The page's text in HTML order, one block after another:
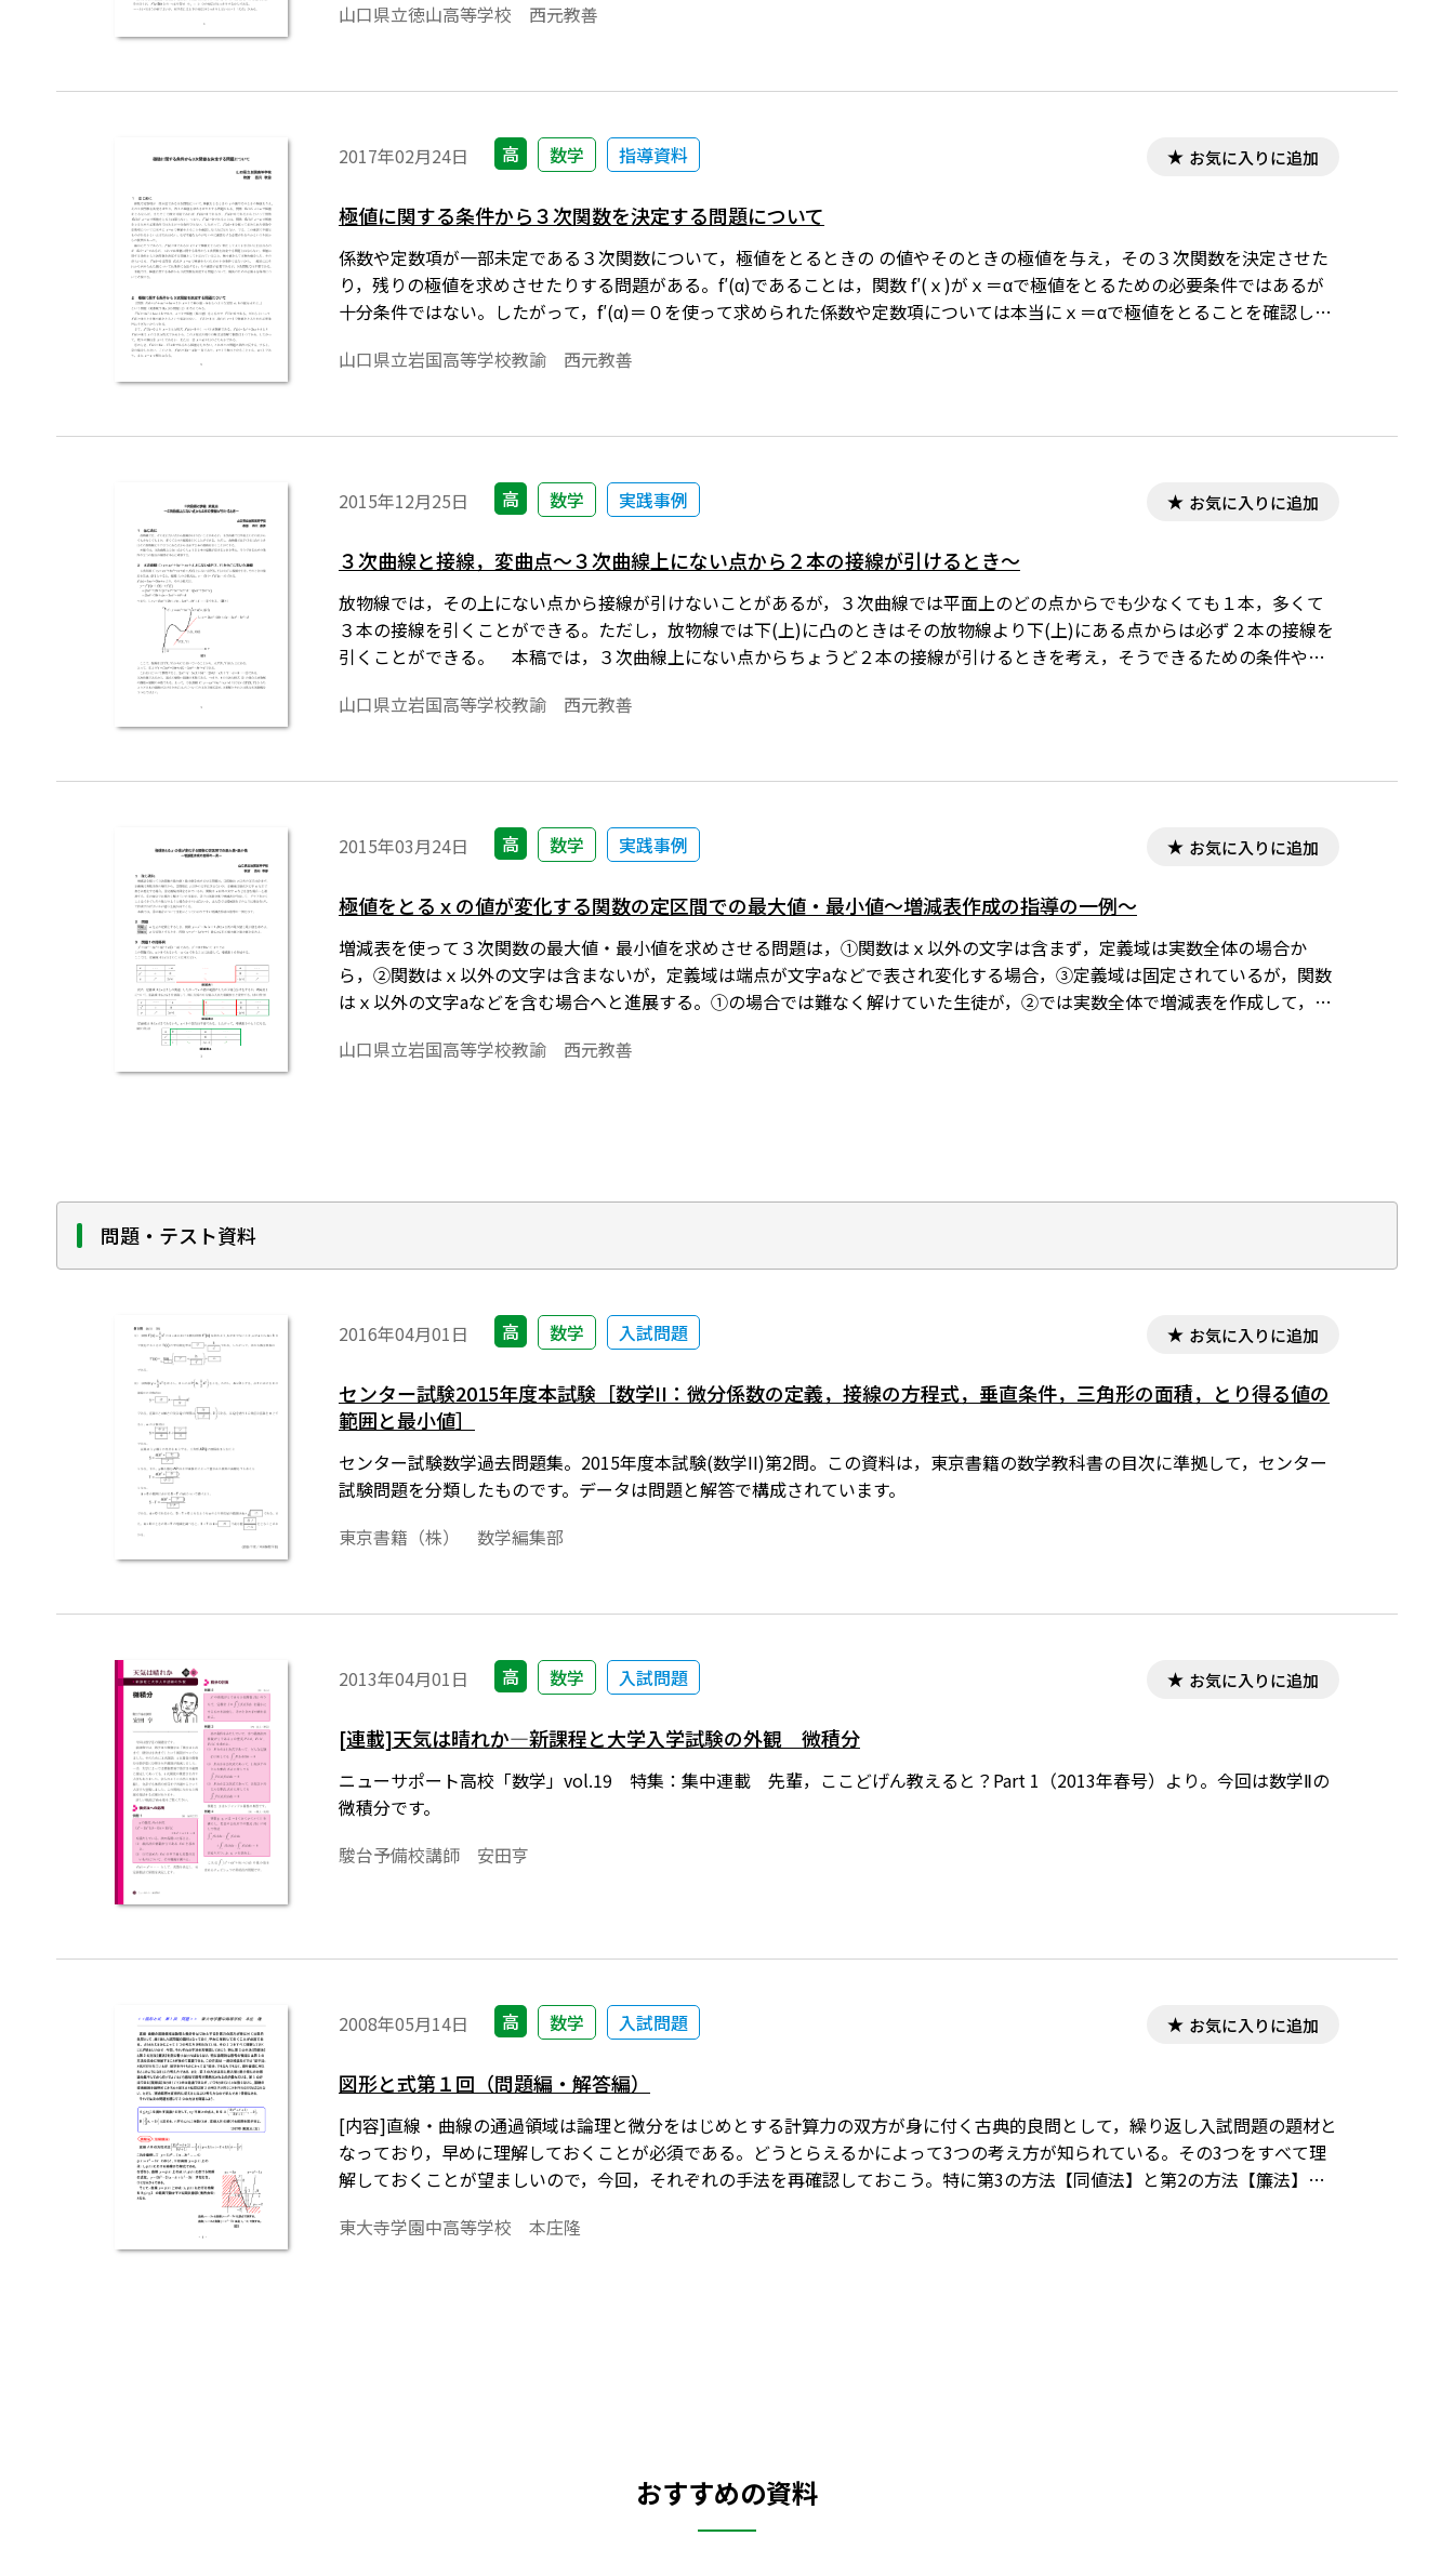
山口県立徳山高等学校 西元教善
2017年02月24日 高 数学 指導資料 お気に入りに追加
極値に関する条件から３次関数を決定する問題について
係数や定数項が一部未定である３次関数について，極値をとるときの の値やそのときの極値を与え，その３次関数を決定させた
り，残りの極値を求めさせたりする問題がある。f′(α)であることは，関数 f′(ｘ)がｘ＝αで極値をとるための必要条件ではあるが
十分条件ではない。したがって，f′(α)＝０を使って求められた係数や定数項については本当にｘ＝αで極値をとることを確認しな
のかという生徒からの質問があった。本稿では，極値に関する条件から３次関数を決定する問題について，解決のための必要十
山口県立岩国高等学校教諭 西元教善
2015年12月25日 高 数学 実践事例 お気に入りに追加
３次曲線と接線，変曲点～３次曲線上にない点から２本の接線が引けるとき～
放物線では，その上にない点から接線が引けないことがあるが，３次曲線では平面上のどの点からでも少なくても１本，多くて
３本の接線を引くことができる。ただし，放物線では下(上)に凸のときはその放物線より下(上)にある点からは必ず２本の接線を
引くことができる。 本稿では，３次曲線上にない点からちょうど２本の接線が引けるときを考え，そうできるための条件や２
示するためには，「Tosho数式エディタ」が導入されていることが必要です。無償ダウンロードはこちら→無償ダウンロードのご
山口県立岩国高等学校教諭 西元教善
2015年03月24日 高 数学 実践事例 お気に入りに追加
極値をとるｘの値が変化する関数の定区間での最大値・最小値～増減表作成の指導の一例～
増減表を使って３次関数の最大値・最小値を求めさせる問題は，①関数はｘ以外の文字は含まず，定義域は実数全体の場合か
ら，②関数はｘ以外の文字は含まないが，定義域は端点が文字aなどで表され変化する場合，③定義域は固定されているが，関数
はｘ以外の文字aなどを含む場合へと進展する。①の場合では難なく解けていた生徒が，②では実数全体で増減表を作成して，グ
いか戸惑う生徒が出てくる。 本稿では，③の場合について生徒にとってわかりやすい増減表作成の指導の一例を示す。※文中
山口県立岩国高等学校教諭 西元教善
問題・テスト資料
2016年04月01日 高 数学 入試問題 お気に入りに追加
センター試験2015年度本試験［数学II：微分係数の定義，接線の方程式，垂直条件，三角形の面積，とり得る値の
範囲と最小値］
センター試験数学過去問題集。2015年度本試験(数学II)第2問。この資料は，東京書籍の数学教科書の目次に準拠して，センター
試験問題を分類したものです。データは問題と解答で構成されています。
東京書籍（株） 数学編集部
2013年04月01日 高 数学 入試問題 お気に入りに追加
[連載]天気は晴れか―新課程と大学入学試験の外観 微積分
ニューサポート高校「数学」vol.19 特集：集中連載 先輩，ここどげん教えると？Part 1（2013年春号）より。今回は数学Ⅱの
微積分です。
駿台予備校講師 安田亨
2008年05月14日 高 数学 入試問題 お気に入りに追加
図形と式第１回（問題編・解答編）
[内容]直線・曲線の通過領域は論理と微分をはじめとする計算力の双方が身に付く古典的良問として，繰り返し入試問題の題材と
なっており，早めに理解しておくことが必須である。どうとらえるかによって3つの考え方が知られている。その3つをすべて理
解しておくことが望ましいので，今回，それぞれの手法を再確認しておこう。特に第3の方法【同値法】と第2の方法【簾法】を
東大寺学園中高等学校 本庄隆
おすすめの資料